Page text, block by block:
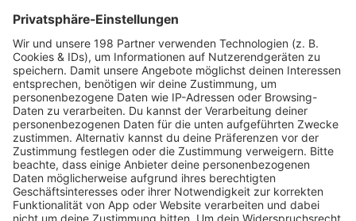
Jetzt abspielen